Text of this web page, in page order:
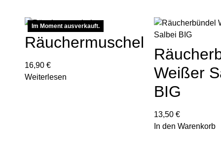
Im Moment ausverkauft.
Räuchermuschel
16,90 €
Weiterlesen
Weißer
BIG
13,50 €
In den Warenkorb